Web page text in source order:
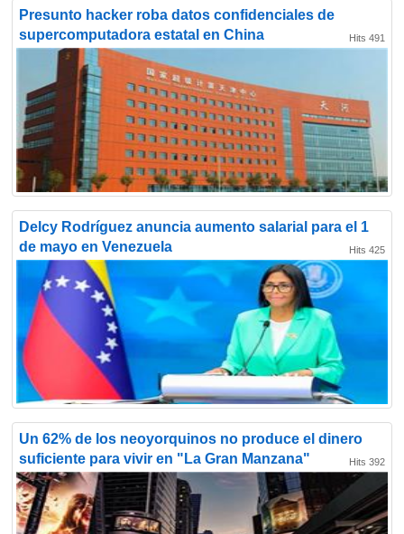
Presunto hacker roba datos confidenciales de
supercomputadora estatal en China
Hits 491
Delcy Rodríguez anuncia aumento salarial para el 1
de mayo en Venezuela
Hits 425
Un 62% de los neoyorquinos no produce el dinero
suficiente para vivir en "La Gran Manzana"
Hits 392